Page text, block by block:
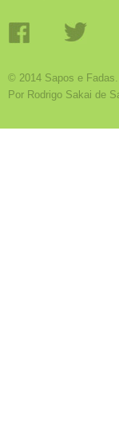
© 2014 Sapos e
Por Rodrigo Sakai de